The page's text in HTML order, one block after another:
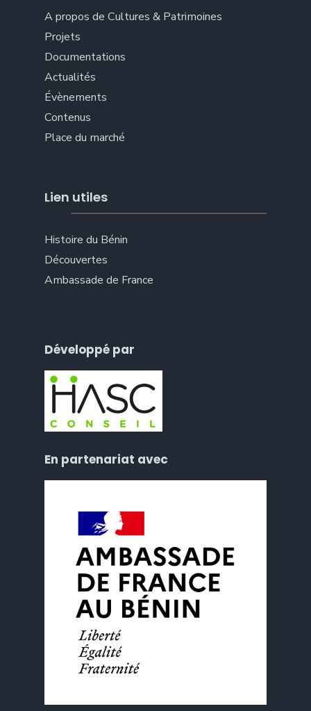
A propos de Cultures & Patrimoines
Projets
Documentations
Actualités
Évènements
Contenus
Place du marché
Lien utiles
Histoire du Bénin
Découvertes
Ambassade de France
Développé par
En partenariat avec